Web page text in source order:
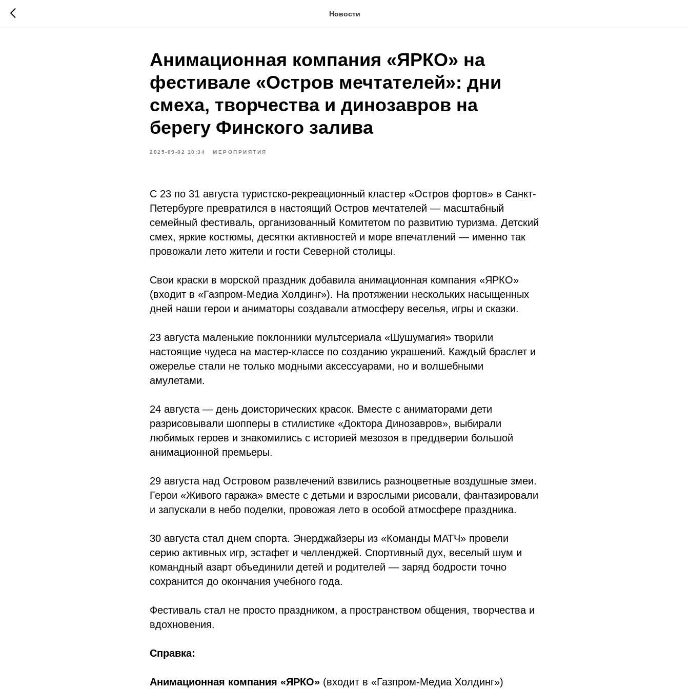
Новости
Анимационная компания «ЯРКО» на
фестивале «Остров мечтателей»: дни
смеха, творчества и динозавров на
берегу Финского залива
2025-09-02 10:34 МЕРОПРИЯТИЯ
С 23 по 31 августа туристско-рекреационный кластер «Остров фортов» в Санкт-
Петербурге превратился в настоящий Остров мечтателей — масштабный
семейный фестиваль, организованный Комитетом по развитию туризма. Детский
смех, яркие костюмы, десятки активностей и море впечатлений — именно так
провожали лето жители и гости Северной столицы.
Свои краски в морской праздник добавила анимационная компания «ЯРКО»
(входит в «Газпром-Медиа Холдинг»). На протяжении нескольких насыщенных
дней наши герои и аниматоры создавали атмосферу веселья, игры и сказки.
23 августа маленькие поклонники мультсериала «Шушумагия» творили
настоящие чудеса на мастер-классе по созданию украшений. Каждый браслет и
ожерелье стали не только модными аксессуарами, но и волшебными
амулетами.
24 августа — день доисторических красок. Вместе с аниматорами дети
разрисовывали шопперы в стилистике «Доктора Динозавров», выбирали
любимых героев и знакомились с историей мезозоя в преддверии большой
анимационной премьеры.
29 августа над Островом развлечений взвились разноцветные воздушные змеи.
Герои «Живого гаража» вместе с детьми и взрослыми рисовали, фантазировали
и запускали в небо поделки, провожая лето в особой атмосфере праздника.
30 августа стал днем спорта. Энерджайзеры из «Команды МАТЧ» провели
серию активных игр, эстафет и челленджей. Спортивный дух, веселый шум и
командный азарт объединили детей и родителей — заряд бодрости точно
сохранится до окончания учебного года.
Фестиваль стал не просто праздником, а пространством общения, творчества и
вдохновения.
Справка:
Анимационная компания «ЯРКО» (входит в «Газпром-Медиа Холдинг»)